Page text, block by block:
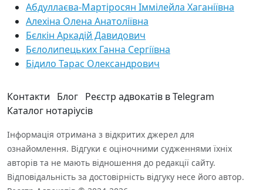
Абдуллаєва-Мартіросян Іммілейла Хаганіївна
Алехіна Олена Анатоліївна
Бєлкін Аркадій Давидович
Бєлолипецьких Ганна Сергіївна
Бідило Тарас Олександрович
Контакти Блог Реєстр адвокатів в Telegram
Каталог нотаріусів
Інформація отримана з відкритих джерел для
ознайомлення. Відгуки є оціночними судженнями їхніх
авторів та не мають відношення до редакції сайту.
Відповідальність за достовірність відгуку несе його автор.